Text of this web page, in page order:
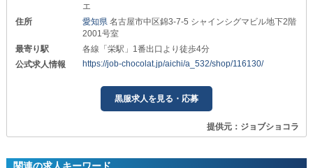
エ
住所
愛知県名古屋市中区錦3-7-5 シャインシグマビル地下2階
2001号室
最寄り駅
各線「栄駅」1番出口より徒歩4分
公式求人情報
https://job-chocolat.jp/aichi/a_532/shop/116130/
黒服求人を見る・応募
提供元：ジョブショコラ
関連の求人キーワード